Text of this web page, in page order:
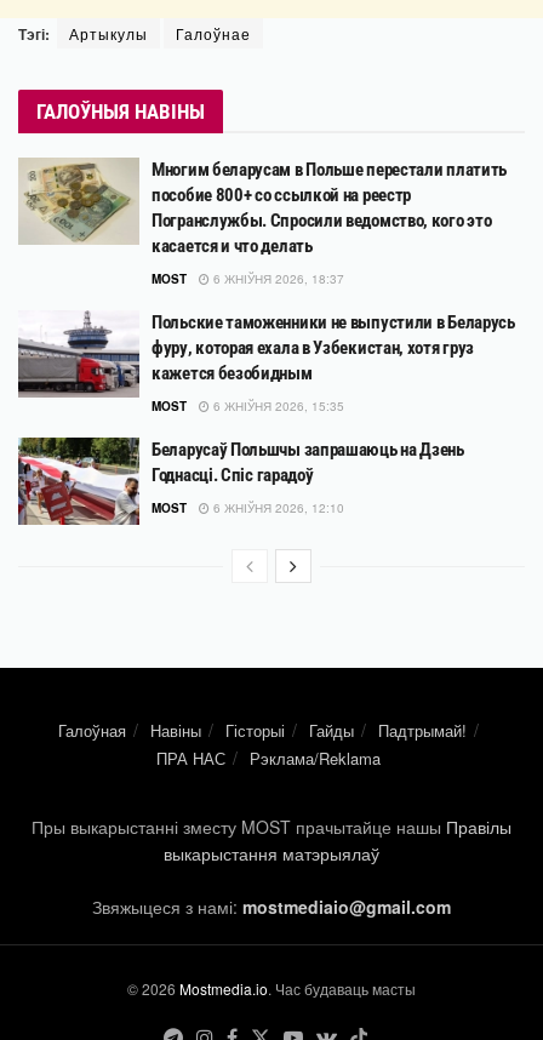
Тэгі: Артыкулы Галоўнае
ГАЛОЎНЫЯ НАВІНЫ
Многим беларусам в Польше перестали платить
пособие 800+ со ссылкой на реестр
Погранслужбы. Спросили ведомство, кого это
касается и что делать
MOST 6 ЖНІЎНЯ 2026, 18:37
Польские таможенники не выпустили в Беларусь
фуру, которая ехала в Узбекистан, хотя груз
кажется безобидным
MOST 6 ЖНІЎНЯ 2026, 15:35
Беларусаў Польшчы запрашаюць на Дзень
Годнасці. Спіс гарадоў
MOST 6 ЖНІЎНЯ 2026, 12:10
Галоўная Навіны Гісторыі Гайды
Падтрымай!
ПРА НАС
Рэклама/Reklama
Пры выкарыстанні зместу MOST прачытайце нашы Правілы
выкарыстання матэрыялаў
Звяжыцеся з намі: mostmediaio@gmail.com
© 2026 Mostmedia.io. Час будаваць масты